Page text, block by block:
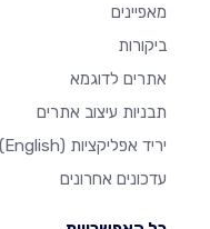
מאפיינים
ביקורות
אתרים לדוגמא
תבניות עיצוב אתרים
יריד אפליקציות (English)
עדכונים אחרונים